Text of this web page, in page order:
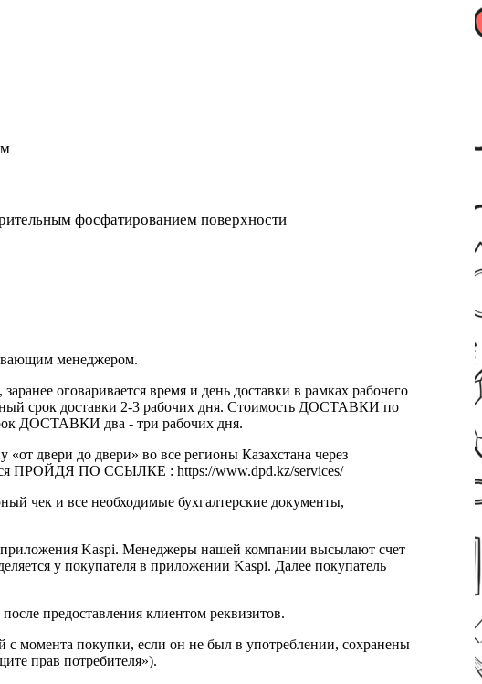
фосфатированием поверхности
менеджером.
оговаривается время и день доставки в рамках рабочего
срок доставки 2-3 рабочих дня. Стоимость ДОСТАВКИ по
ДОСТАВКИ два - три рабочих дня.
«от двери до двери» во все регионы Казахстана через
ПРОЙДЯ ПО ССЫЛКЕ : https://www.dpd.kz/services/
чек и все необходимые бухгалтерские документы,
Kaspi. Менеджеры нашей компании высылают счет
у покупателя в приложении Kaspi. Далее покупатель
предоставления клиентом реквизитов.
с момента покупки, если он не был в употреблении, сохранены
прав потребителя»).